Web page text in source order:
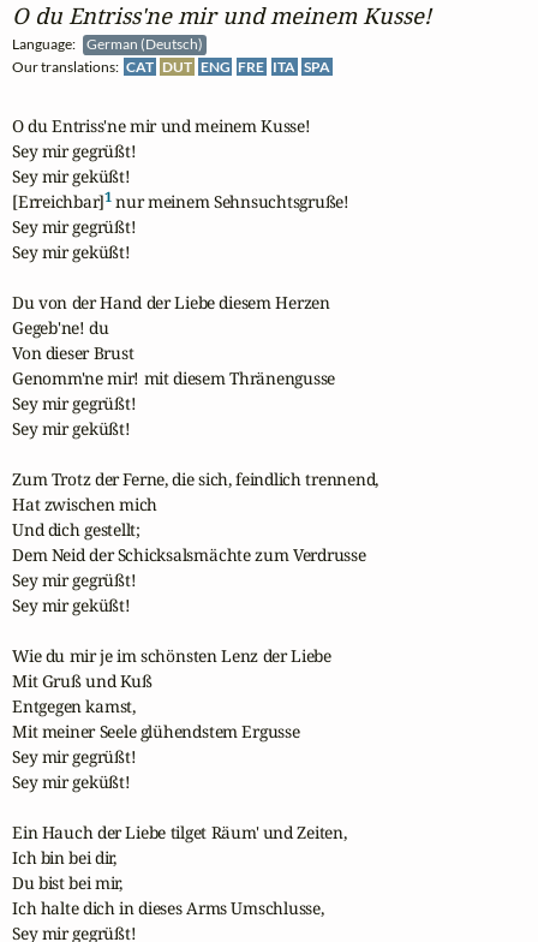
O du Entriss'ne mir und meinem Kusse!
Language:
German (Deutsch)
Our translations: CAT DUT ENG FRE ITA SPA
O du Entriss'ne mir und meinem Kusse!
Sey mir gegrüßt!
Sey mir geküßt!
[Erreichbar]1 nur meinem Sehnsuchtsgruße!
Sey mir gegrüßt!
Sey mir geküßt!
Du von der Hand der Liebe diesem Herzen
Gegeb'ne! du
Von dieser Brust
Genomm'ne mir! mit diesem Thränengusse
Sey mir gegrüßt!
Sey mir geküßt!
Zum Trotz der Ferne, die sich, feindlich trennend,
Hat zwischen mich
Und dich gestellt;
Dem Neid der Schicksalsmächte zum Verdrusse
Sey mir gegrüßt!
Sey mir geküßt!
Wie du mir je im schönsten Lenz der Liebe
Mit Gruß und Kuß
Entgegen kamst,
Mit meiner Seele glühendstem Ergusse
Sey mir gegrüßt!
Sey mir geküßt!
Ein Hauch der Liebe tilget Räum' und Zeiten,
Ich bin bei dir,
Du bist bei mir,
Ich halte dich in dieses Arms Umschlusse,
Sey mir gegrüßt!